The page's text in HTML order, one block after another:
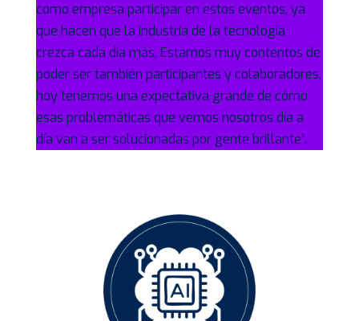
como empresa participar en estos eventos, ya
que hacen que la industria de la tecnología
crezca cada día más. Estamos muy contentos de
poder ser también participantes y colaboradores,
hoy tenemos una expectativa grande de cómo
esas problemáticas que vemos nosotros día a
día van a ser solucionadas por gente brillante”.